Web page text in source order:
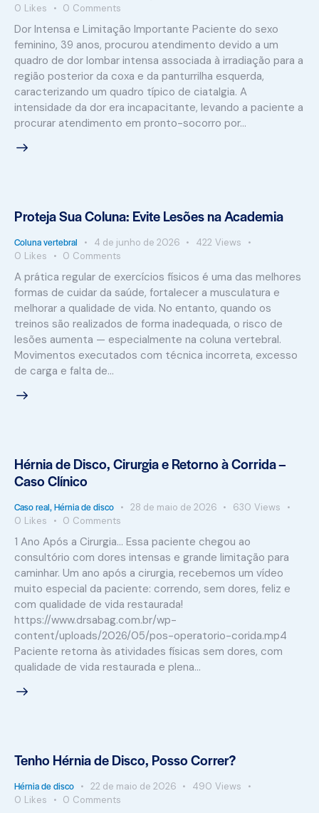
0 Likes 0 Comments
Dor Intensa e Limitação Importante Paciente do sexo
feminino, 39 anos, procurou atendimento devido a um
quadro de dor lombar intensa associada à irradiação para a
região posterior da coxa e da panturrilha esquerda,
caracterizando um quadro típico de ciatalgia. A
intensidade da dor era incapacitante, levando a paciente a
procurar atendimento em pronto-socorro por…
Proteja Sua Coluna: Evite Lesões na Academia
Coluna vertebral 4 de junho de 2026 422 Views
0 Likes 0 Comments
A prática regular de exercícios físicos é uma das melhores
formas de cuidar da saúde, fortalecer a musculatura e
melhorar a qualidade de vida. No entanto, quando os
treinos são realizados de forma inadequada, o risco de
lesões aumenta — especialmente na coluna vertebral.
Movimentos executados com técnica incorreta, excesso
de carga e falta de…
Hérnia de Disco, Cirurgia e Retorno à Corrida –
Caso Clínico
Caso real,Hérnia de disco 28 de maio de 2026 630 Views
0 Likes 0 Comments
1 Ano Após a Cirurgia... Essa paciente chegou ao
consultório com dores intensas e grande limitação para
caminhar. Um ano após a cirurgia, recebemos um vídeo
muito especial da paciente: correndo, sem dores, feliz e
com qualidade de vida restaurada!
https://www.drsabag.com.br/wp-
content/uploads/2026/05/pos-operatorio-corida.mp4
Paciente retorna às atividades físicas sem dores, com
qualidade de vida restaurada e plena…
Tenho Hérnia de Disco, Posso Correr?
Hérnia de disco 22 de maio de 2026 490 Views
0 Likes 0 Comments